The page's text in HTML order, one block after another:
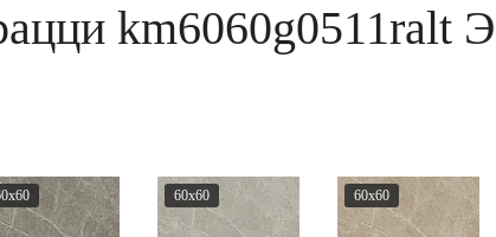
km6060g0511ralt
60x60 60x60